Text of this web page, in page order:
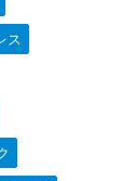
ス